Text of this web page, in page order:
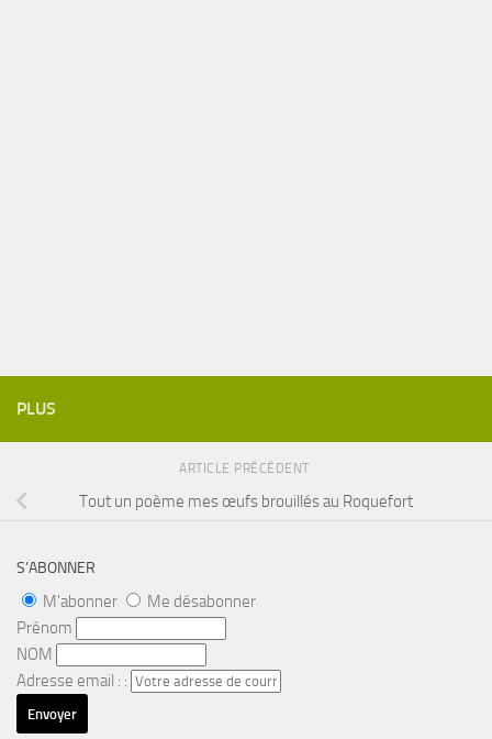
PLUS
ARTICLE PRÉCÉDENT
Tout un poème mes œufs brouillés au Roquefort
S’ABONNER
M'abonner
Me désabonner
Prénom
NOM
Adresse email : :